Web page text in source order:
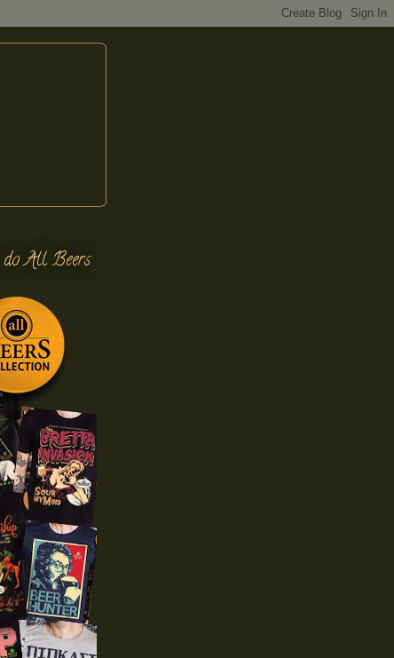
do All Beers